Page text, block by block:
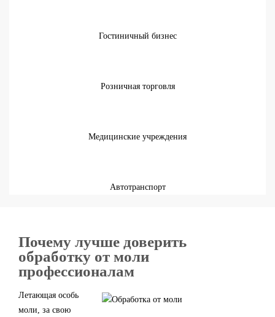
Гостиничный бизнес
Розничная торговля
Медицинские учреждения
Автотранспорт
Почему лучше доверить
обработку от моли
профессионалам
Летающая особь
моли, за свою